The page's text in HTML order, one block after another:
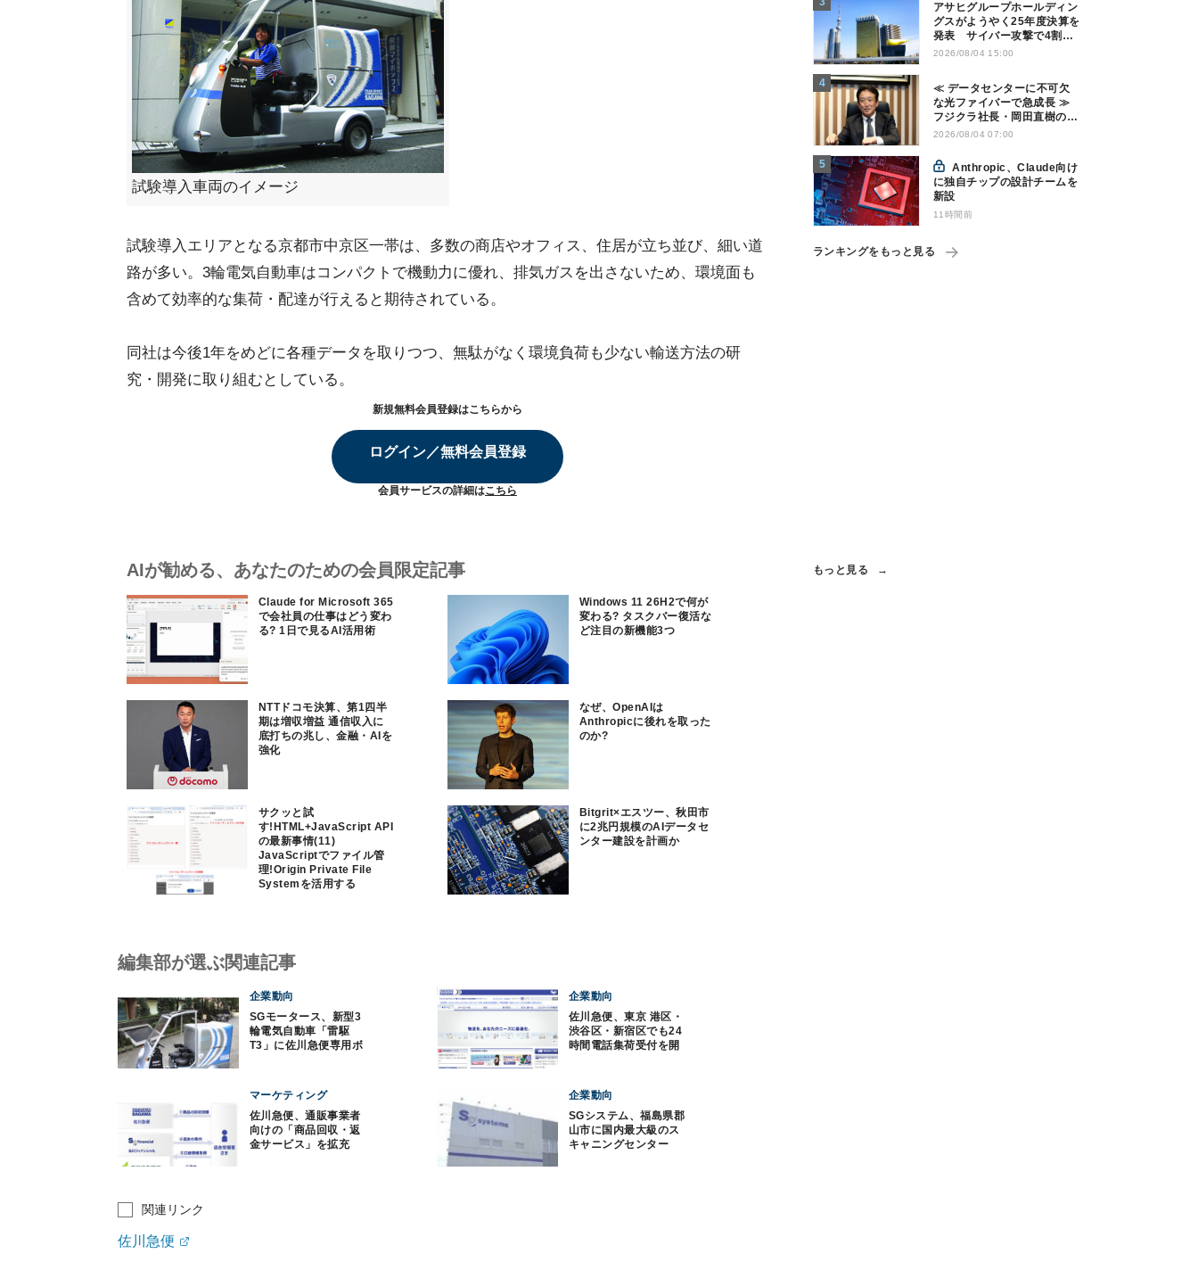
試験導入車両のイメージ
試験導入エリアとなる京都市中京区一帯は、多数の商店やオフィス、住居が立ち並び、細い道
路が多い。3輪電気自動車はコンパクトで機動力に優れ、排気ガスを出さないため、環境面も
含めて効率的な集荷・配達が行えると期待されている。
同社は今後1年をめどに各種データを取りつつ、無駄がなく環境負荷も少ない輸送方法の研
究・開発に取り組むとしている。
新規無料会員登録はこちらから
ログイン／無料会員登録
会員サービスの詳細はこちら
AIが勧める、あなたのための会員限定記事
Claude for Microsoft 365
で会社員の仕事はどう変わ
る? 1日で見るAI活用術
Windows 11 26H2で何が
変わる? タスクバー復活な
ど注目の新機能3つ
NTTドコモ決算、第1四半
期は増収増益 通信収入に
底打ちの兆し、金融・AIを
強化
なぜ、OpenAIは
Anthropicに後れを取った
のか?
サクッと試
す!HTML+JavaScript API
の最新事情(11)
JavaScriptでファイル管
理!Origin Private File
Systemを活用する
Bitgrit×エスツー、秋田市
に2兆円規模のAIデータセ
ンター建設を計画か
アサヒグループホールディン
グスがようやく25年度決算を
発表 サイバー攻撃で4割減
益
2026/08/04 15:00
≪ データセンターに不可欠
な光ファイバーで急成長 ≫
フジクラ社長・岡田直樹の技
術論「見えない技術優位性、
を！」
2026/08/04 07:00
Anthropic、Claude向け
に独自チップの設計チームを
新設
11時間前
ランキングをもっと見る
もっと見る
編集部が選ぶ関連記事
企業動向
SGモータース、新型3
輪電気自動車「雷駆
T3」に佐川急便専用ボ
企業動向
佐川急便、東京 港区・
渋谷区・新宿区でも24
時間電話集荷受付を開
マーケティング
佐川急便、通販事業者
向けの「商品回収・返
金サービス」を拡充
企業動向
SGシステム、福島県郡
山市に国内最大級のス
キャニングセンター
関連リンク
佐川急便